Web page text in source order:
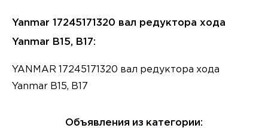
Yanmar 17245171320 вал редуктора хода
Yanmar B15, B17:
YANMAR 17245171320 вал редуктора хода
Yanmar B15, B17
Объявления из категории: